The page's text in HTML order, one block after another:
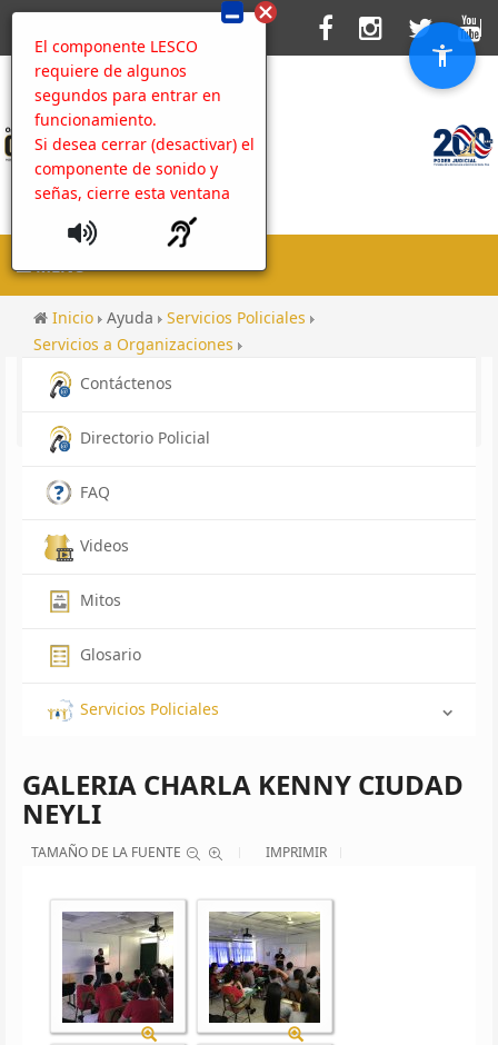
El componente LESCO
requiere de algunos
segundos para entrar en
funcionamiento.
Si desea cerrar (desactivar) el
componente de sonido y
señas, cierre esta ventana
MENU
Inicio Ayuda
Servicios Policiales
Servicios a Organizaciones
Índice de Transparencia del Sector Público Costarricense
Contenido
Contáctenos
Directorio Policial
FAQ
Videos
Mitos
Glosario
Servicios Policiales
GALERIA CHARLA KENNY CIUDAD
NEYLI
TAMAÑO DE LA FUENTE IMPRIMIR